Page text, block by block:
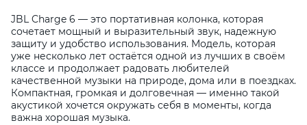
JBL Charge 6 — это портативная колонка, которая
сочетает мощный и выразительный звук, надежную
защиту и удобство использования. Модель, которая
уже несколько лет остаётся одной из лучших в своём
классе и продолжает радовать любителей
качественной музыки на природе, дома или в поездках.
Компактная, громкая и долговечная — именно такой
акустикой хочется окружать себя в моменты, когда
важна хорошая музыка.